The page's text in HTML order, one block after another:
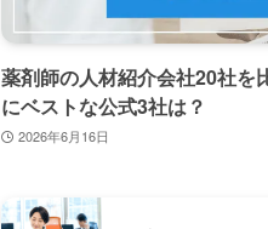
薬剤師の人材紹介会社20社を
にベストな公式3社は？
2026年6月16日